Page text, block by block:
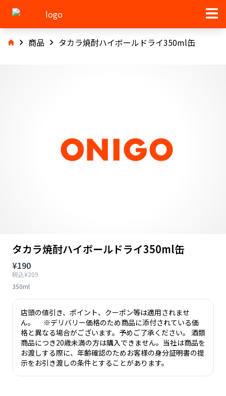
商品 タカラ焼酎ハイボールドライ350ml缶
タカラ焼酎ハイボールドライ350ml缶
¥190
税込¥209
350ml
店頭の値引き、ポイント、クーポン等は適用されませ
ん。 ※デリバリー価格のため商品に添付されている価
格と異なる場合がございます。予めご了承ください。 酒類
商品につき20歳未満の方は購入できません。当社は商品を
お渡しする際に、年齢確認のためお客様の身分証明書の提
示をお引き渡しの条件とすることがあります。